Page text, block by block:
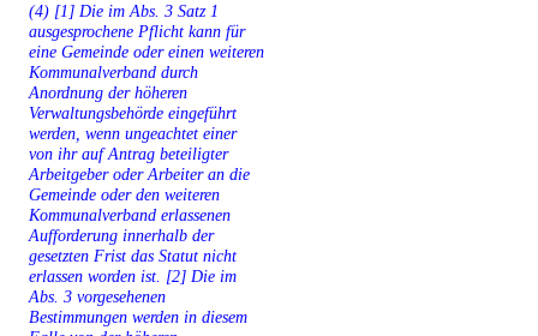
(4) [1] Die im Abs. 3 Satz 1
ausgesprochene Pflicht kann für
eine Gemeinde oder einen weiteren
Kommunalverband durch
Anordnung der höheren
Verwaltungsbehörde eingeführt
werden, wenn ungeachtet einer
von ihr auf Antrag beteiligter
Arbeitgeber oder Arbeiter an die
Gemeinde oder den weiteren
Kommunalverband erlassenen
Aufforderung innerhalb der
gesetzten Frist das Statut nicht
erlassen worden ist. [2] Die im
Abs. 3 vorgesehenen
Bestimmungen werden in diesem